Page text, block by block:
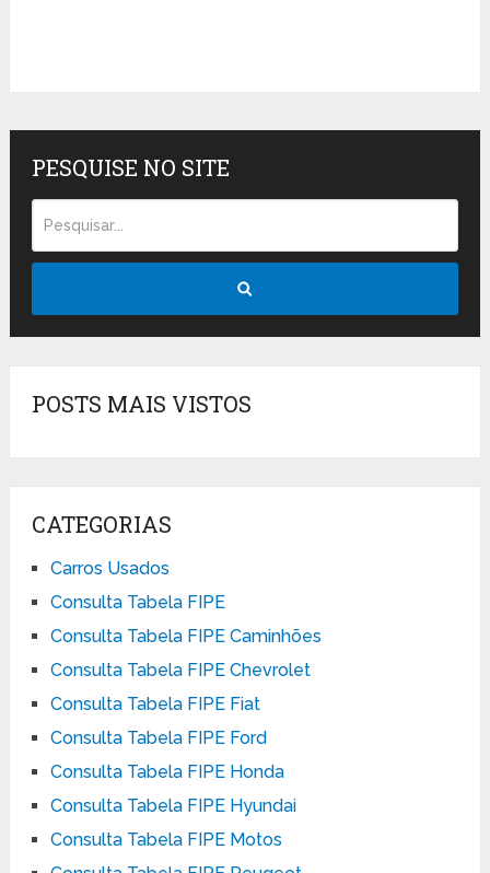
PESQUISE NO SITE
POSTS MAIS VISTOS
CATEGORIAS
Carros Usados
Consulta Tabela FIPE
Consulta Tabela FIPE Caminhões
Consulta Tabela FIPE Chevrolet
Consulta Tabela FIPE Fiat
Consulta Tabela FIPE Ford
Consulta Tabela FIPE Honda
Consulta Tabela FIPE Hyundai
Consulta Tabela FIPE Motos